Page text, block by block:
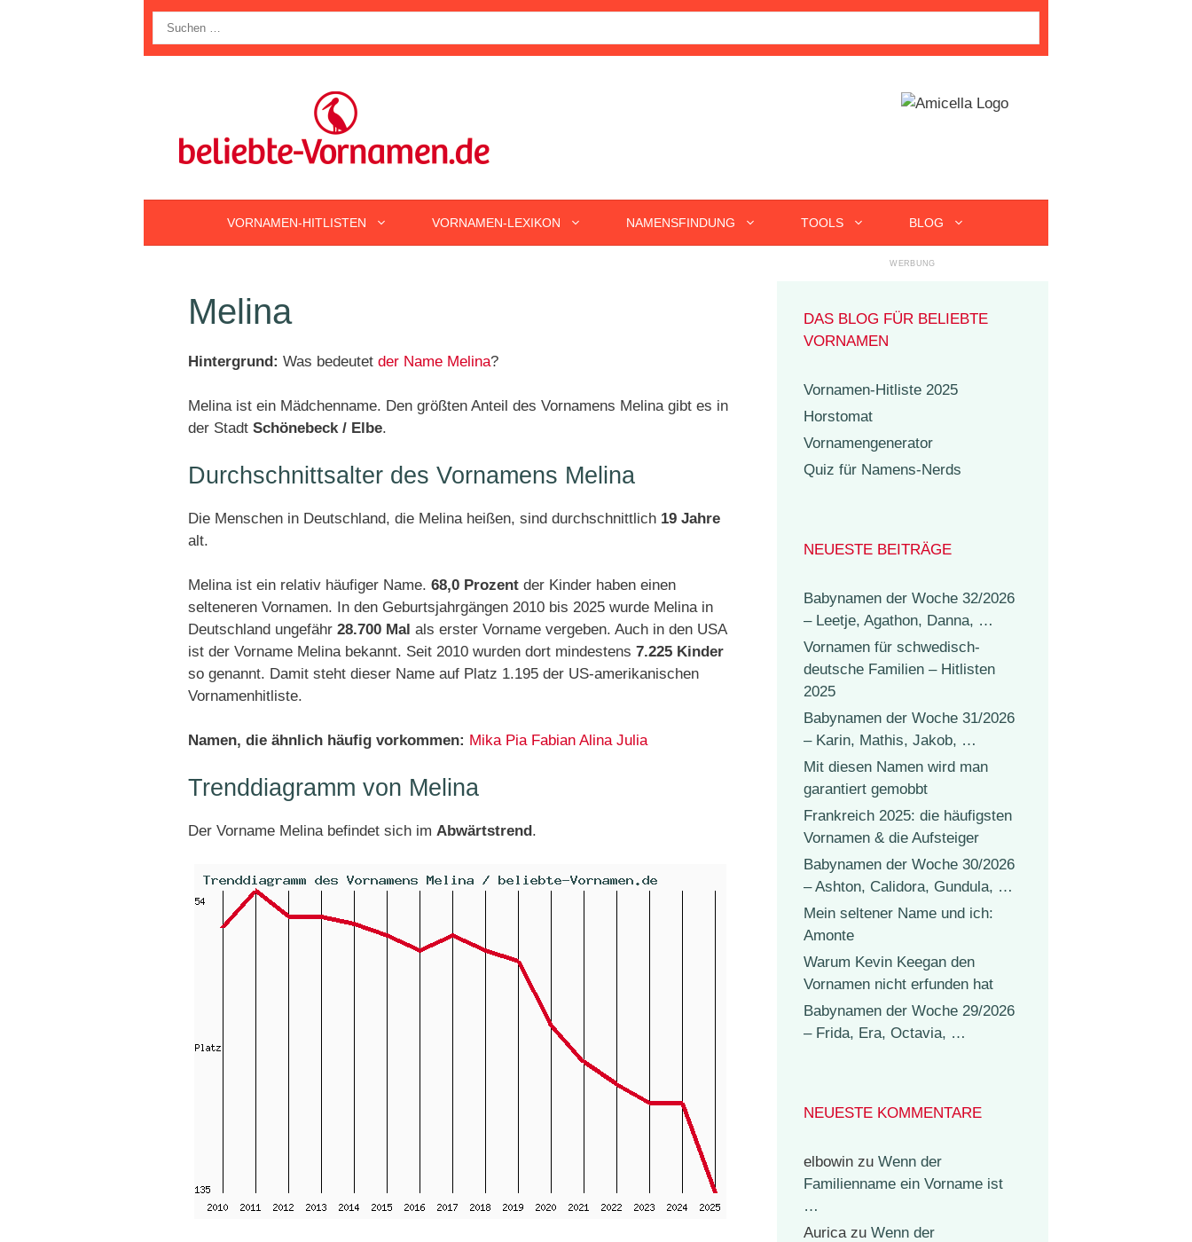
nach:
VORNAMEN-HITLISTEN VORNAMEN-LEXIKON NAMENSFINDUNG TOOLS BLOG
Melina
Hintergrund: Was bedeutet der Name Melina?
Melina ist ein Mädchenname. Den größten Anteil des Vornamens Melina gibt es in
der Stadt Schönebeck / Elbe.
Durchschnittsalter des Vornamens Melina
Die Menschen in Deutschland, die Melina heißen, sind durchschnittlich 19 Jahre
alt.
Melina ist ein relativ häufiger Name. 68,0 Prozent der Kinder haben einen
selteneren Vornamen. In den Geburtsjahrgängen 2010 bis 2025 wurde Melina in
Deutschland ungefähr 28.700 Mal als erster Vorname vergeben. Auch in den USA
ist der Vorname Melina bekannt. Seit 2010 wurden dort mindestens 7.225 Kinder
so genannt. Damit steht dieser Name auf Platz 1.195 der US-amerikanischen
Vornamenhitliste.
Namen, die ähnlich häufig vorkommen: Mika Pia Fabian Alina Julia
Trenddiagramm von Melina
Der Vorname Melina befindet sich im Abwärtstrend.
DAS BLOG FÜR BELIEBTE
VORNAMEN
Vornamen-Hitliste 2025
Horstomat
Vornamengenerator
Quiz für Namens-Nerds
NEUESTE BEITRÄGE
Babynamen der Woche 32/2026
– Leetje, Agathon, Danna, …
Vornamen für schwedisch-
deutsche Familien – Hitlisten
2025
Babynamen der Woche 31/2026
– Karin, Mathis, Jakob, …
Mit diesen Namen wird man
garantiert gemobbt
Frankreich 2025: die häufigsten
Vornamen & die Aufsteiger
Babynamen der Woche 30/2026
– Ashton, Calidora, Gundula, …
Mein seltener Name und ich:
Amonte
Warum Kevin Keegan den
Vornamen nicht erfunden hat
Babynamen der Woche 29/2026
– Frida, Era, Octavia, …
NEUESTE KOMMENTARE
elbowin zu Wenn der
Familienname ein Vorname ist
…
Auricazu Wenn der